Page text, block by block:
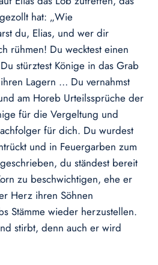
hat: „Wie
du, Elias, und wer dir
rühmen! Du wecktest einen
stürztest Könige in das Grab
Lagern … Du vernahmst
am Horeb Urteilssprüche der
für die Vergeltung und
für dich. Du wurdest
und in Feuergarben zum
du ständest bereit
zu beschwichtigen, ehe er
Herz ihren Söhnen
Stämme wieder herzustellen.
stirbt, denn auch er wird